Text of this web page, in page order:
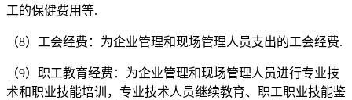
工的保健费用等.
（8）工会经费：为企业管理和现场管理人员支出的工会经费.
（9）职工教育经费：为企业管理和现场管理人员进行专业技
术和职业技能培训，专业技术人员继续教育、职工职业技能鉴